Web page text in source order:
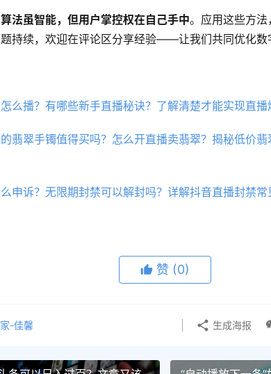
算法虽智能，但用户掌控权在自己手中。应用这些方
持续，欢迎在评论区分享经验——让我们共同优化数
么播？有哪些新手直播秘诀？了解清楚才能实现直播
翡翠手镯值得买吗？怎么开直播卖翡翠？揭秘低价
申诉？无限期封禁可以解封吗？详解抖音直播封禁常
赞 (0)
-佳馨 生成海报